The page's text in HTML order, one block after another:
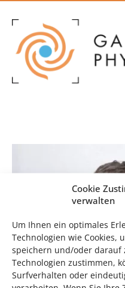
Cookie
verwalten
Um Ihnen ein optimales
Technologien wie Cookies,
speichern und/oder darauf
Technologien zustimmen,
Surfverhalten oder